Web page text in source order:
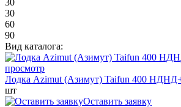
30
60
90
Вид каталога:
просмотр
Лодка Azimut (Азимут) Taifun 400
шт
Оставить заявку